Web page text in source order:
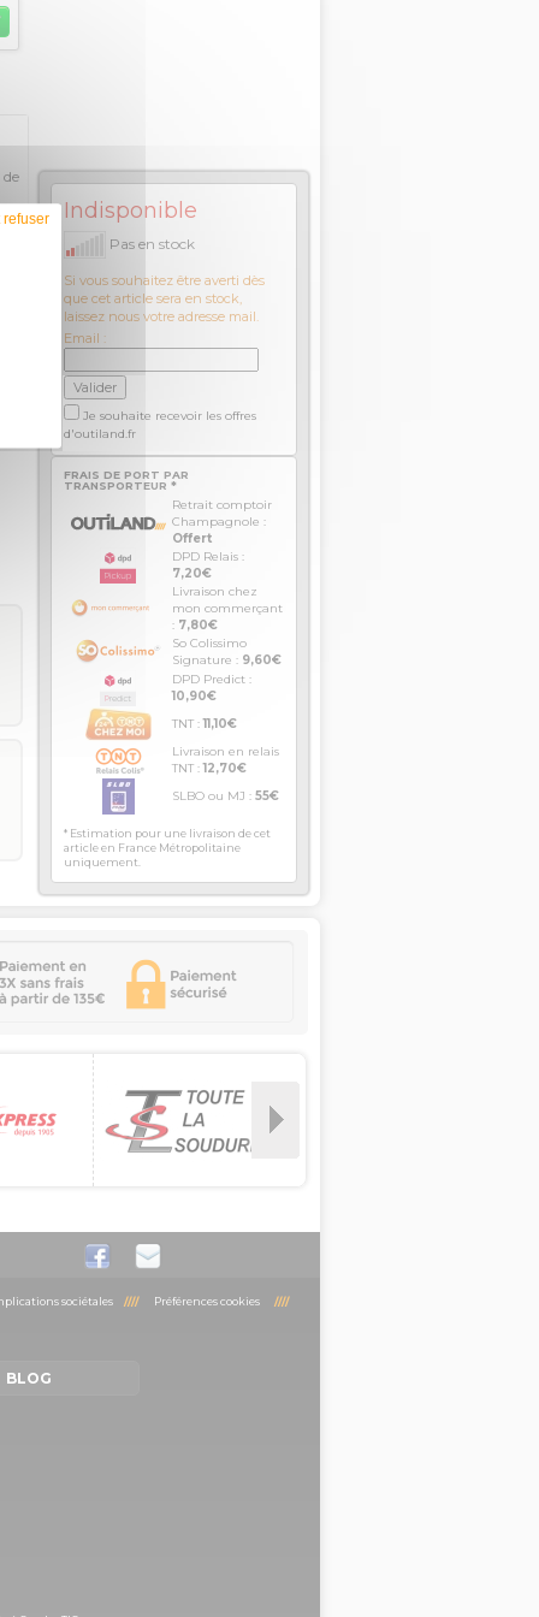
Indisponible
Pas en stock
Si vous souhaitez être averti dès
que cet article sera en stock,
laissez nous votre adresse mail.
Email :
Je souhaite recevoir les offres
d'outiland.fr
FRAIS DE PORT PAR
TRANSPORTEUR *
Retrait comptoir
Champagnole :
Offert
DPD Relais :
7,20€
Livraison chez
mon commerçant
: 7,80€
So Colissimo
Signature : 9,60€
DPD Predict :
10,90€
TNT :11,10€
Livraison en relais
TNT :12,70€
SLBO ou MJ : 55€
* Estimation pour une livraison de cet
article en France Métropolitaine
uniquement.
sociétales//// Préférences cookies ////
BLOG